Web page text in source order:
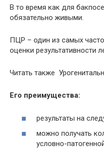
В то время как для
обязательно живыми.
ПЦР – один из самых
оценки результативности
Читать также
Его преимущества:
результаты на
можно получать
условно-